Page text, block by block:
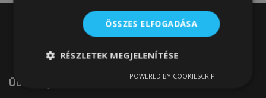
Üdvözöljük
ÖSSZES ELFOGADÁSA
RÉSZLETEK MEGJELENÍTÉSE
Elengedhetetlenül
Teljesítmény
POWERED BY COOKIESCRIPT